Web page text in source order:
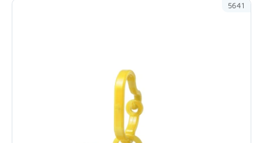
5641